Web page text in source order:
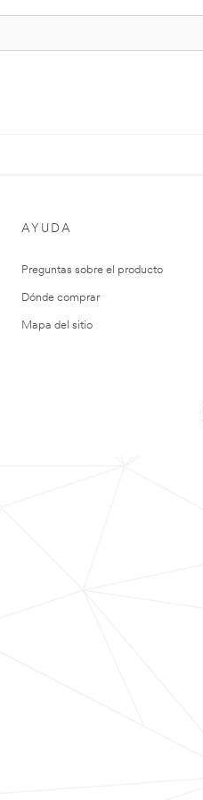
AYUDA
Preguntas sobre el producto
Dónde comprar
Mapa del sitio